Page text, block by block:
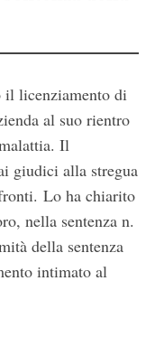
il licenziamento di
al suo rientro
Il
giudici alla stregua
Lo ha chiarito
nella sentenza n.
della sentenza
intimato al